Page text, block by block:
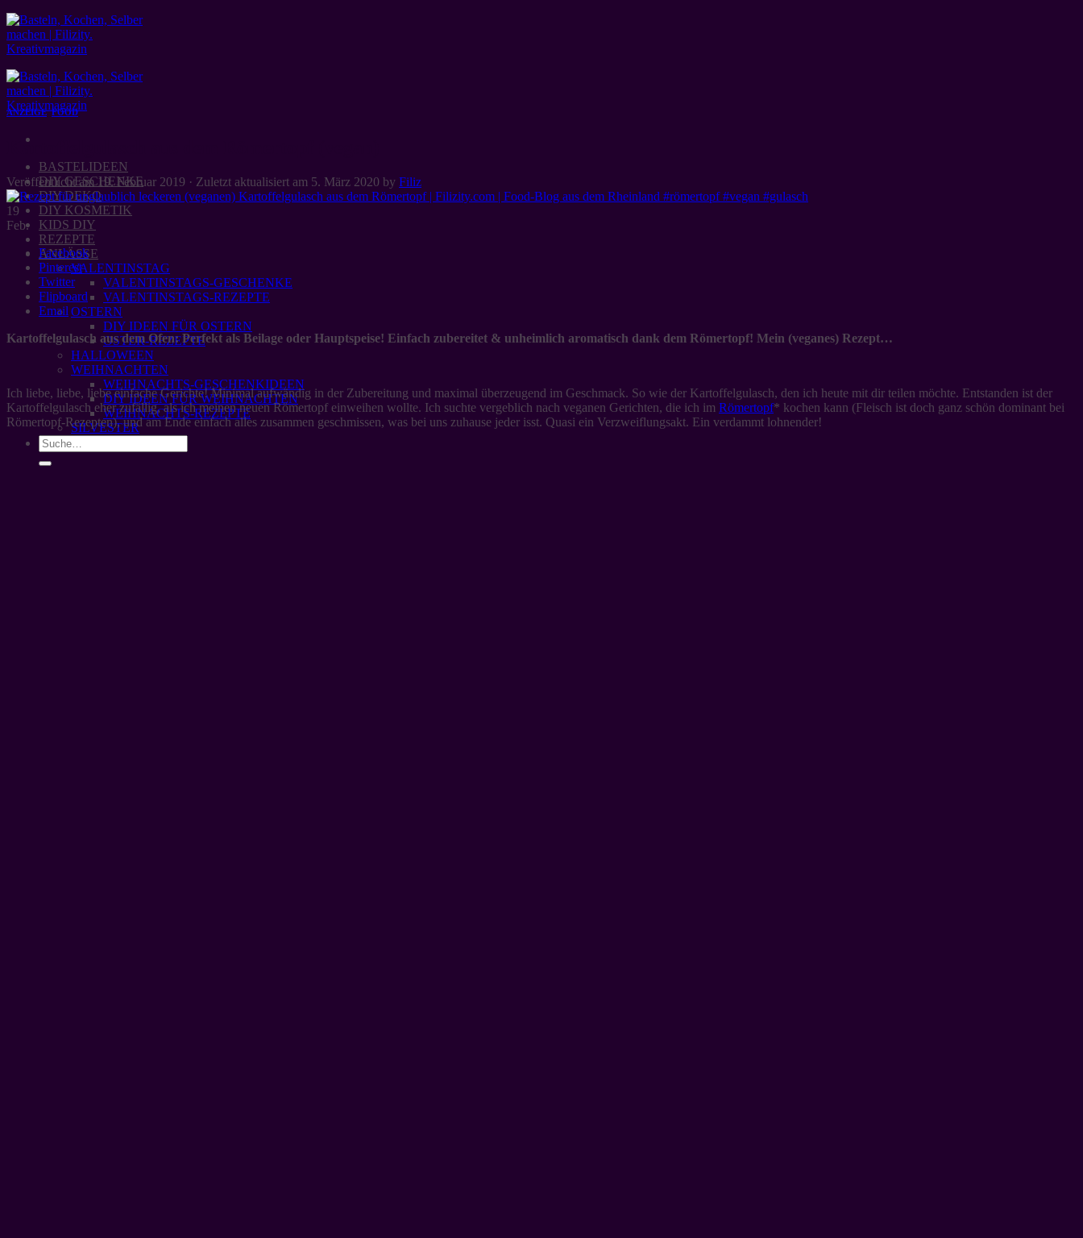
Zum
Inhalt
springen
BASTELIDEEN
DIY GESCHENKE
DIY DEKO
DIY KOSMETIK
KIDS DIY
REZEPTE
ANLÄSSE
VALENTINSTAG
VALENTINSTAGS-GESCHENKE
VALENTINSTAGS-REZEPTE
OSTERN
DIY IDEEN FÜR OSTERN
OSTER-REZEPTE
HALLOWEEN
WEIHNACHTEN
WEIHNACHTS-GESCHENKIDEEN
DIY IDEEN FÜR WEIHNACHTEN
WEIHNACHTS-REZEPTE
SILVESTER
ANZEIGE,FOOD
Kartoffelgulasch aus dem Römertopf (vegan)
Veröffentlicht am19. Februar 2019 · Zuletzt aktualisiert am 5. März 2020 by Filiz
19
Feb.
Facebook
Pinterest
Twitter
Flipboard
Email
Kartoffelgulasch aus dem Ofen: Perfekt als Beilage oder Hauptspeise! Einfach zubereitet & unheimlich aromatisch dank dem Römertopf! Mein (veganes) Rezept…
Ich liebe, liebe, liebe einfache Gerichte! Minimal aufwändig in der Zubereitung und maximal überzeugend im Geschmack. So wie der Kartoffelgulasch, den ich heute mit dir teilen möchte. Entstanden ist der
Kartoffelgulasch eher zufällig, als ich meinen neuen Römertopf einweihen wollte. Ich suchte vergeblich nach veganen Gerichten, die ich im Römertopf* kochen kann (Fleisch ist doch ganz schön dominant bei
Römertopf-Rezepten), und am Ende einfach alles zusammen geschmissen, was bei uns zuhause jeder isst. Quasi ein Verzweiflungsakt. Ein verdammt lohnender!